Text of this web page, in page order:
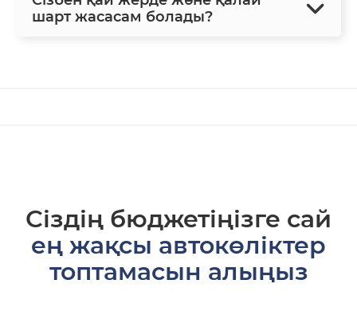
шарт жасасам болады?
Сіздің бюджетіңізге сай
ең жақсы автокөліктер
топтамасын алыңыз